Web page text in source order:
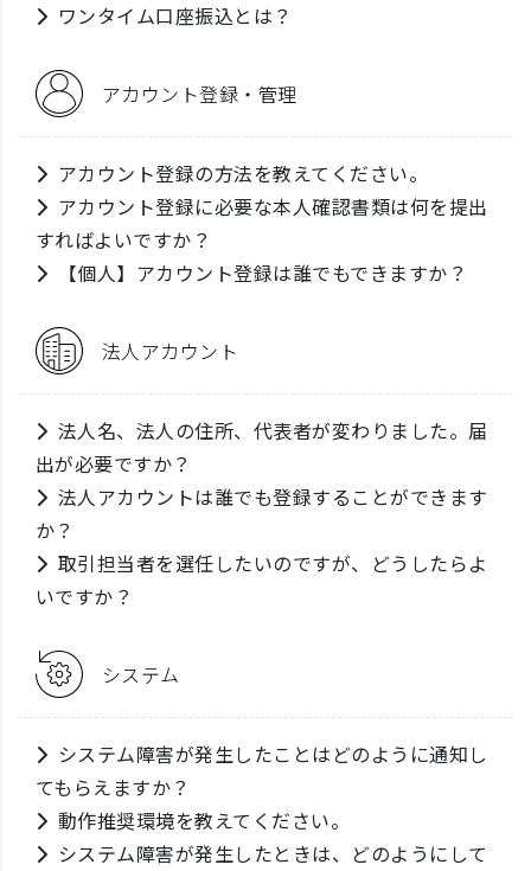
ワンタイム口座振込とは？
アカウント登録・管理
アカウント登録の方法を教えてください。
アカウント登録に必要な本人確認書類は何を提出
すればよいですか？
【個人】アカウント登録は誰でもできますか？
法人アカウント
法人名、法人の住所、代表者が変わりました。届
出が必要ですか？
法人アカウントは誰でも登録することができます
か？
取引担当者を選任したいのですが、どうしたらよ
いですか？
システム
システム障害が発生したことはどのように通知し
てもらえますか？
動作推奨環境を教えてください。
システム障害が発生したときは、どのようにして